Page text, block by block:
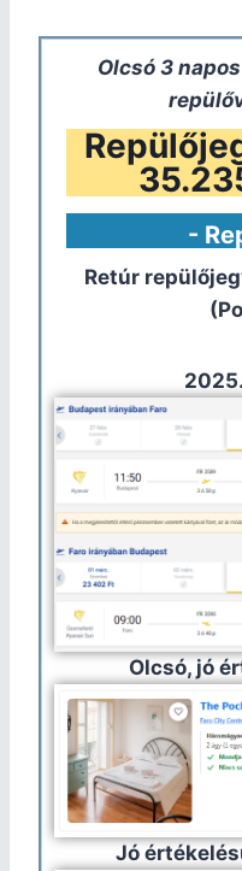
Olcsó 3
-
Retúr
Olcsó, jó
Jó